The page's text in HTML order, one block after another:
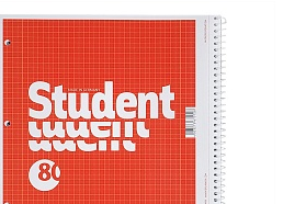
для левшей